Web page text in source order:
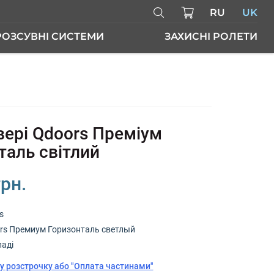
RU UK
СИСТЕМИ ЗАХИСНІ РОЛЕТИ
Qdoors Преміум
світлий
Премиум Горизонталь светлый
розстрочку або "Оплата частинами"